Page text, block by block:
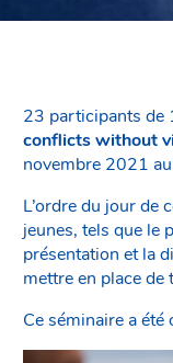
23 participants de
conflicts without
novembre 2021
L’ordre du jour de
jeunes, tels que le
présentation et la
mettre en place de
Ce séminaire a été